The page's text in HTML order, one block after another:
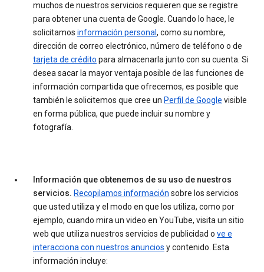
muchos de nuestros servicios requieren que se registre
para obtener una cuenta de Google. Cuando lo hace, le
solicitamos información personal, como su nombre,
dirección de correo electrónico, número de teléfono o de
tarjeta de crédito para almacenarla junto con su cuenta. Si
desea sacar la mayor ventaja posible de las funciones de
información compartida que ofrecemos, es posible que
también le solicitemos que cree un Perfil de Google visible
en forma pública, que puede incluir su nombre y
fotografía.
Información que obtenemos de su uso de nuestros
servicios. Recopilamos información sobre los servicios
que usted utiliza y el modo en que los utiliza, como por
ejemplo, cuando mira un video en YouTube, visita un sitio
web que utiliza nuestros servicios de publicidad o ve e
interacciona con nuestros anuncios y contenido. Esta
información incluye: